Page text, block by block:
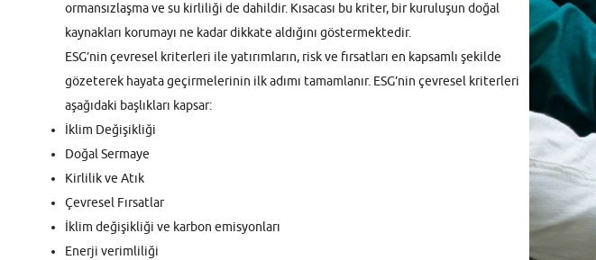
ormansızlaşma ve su kirliliği de dahildir. Kısacası bu kriter, bir kuruluşun doğal
kaynakları korumayı ne kadar dikkate aldığını göstermektedir.
ESG’nin çevresel kriterleri ile yatırımların, risk ve fırsatları en kapsamlı şekilde
gözeterek hayata geçirmelerinin ilk adımı tamamlanır. ESG’nin çevresel kriterleri
aşağıdaki başlıkları kapsar:
İklim Değişikliği
Doğal Sermaye
Kirlilik ve Atık
Çevresel Fırsatlar
İklim değişikliği ve karbon emisyonları
Enerji verimliliği